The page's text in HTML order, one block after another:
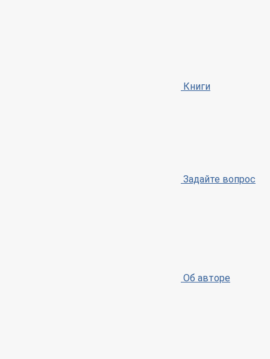
Книги
Задайте вопрос
Об авторе